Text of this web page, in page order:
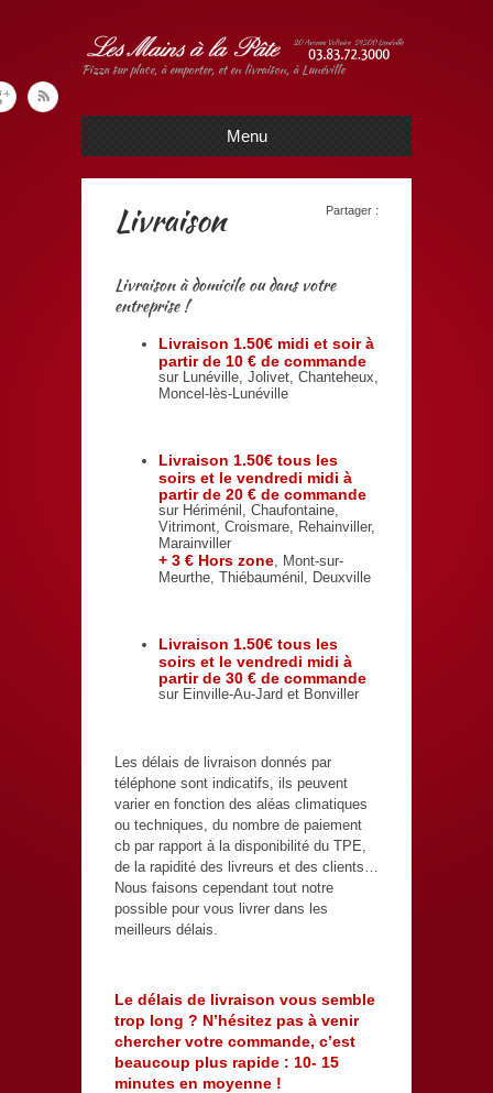
Pizza sur place, à emporter, et en livraison, à Lunéville
Menu
Partager :
Livraison
Livraison à domicile ou dans votre
entreprise !
Livraison 1.50€ midi et soir à
partir de 10 € de commande
sur Lunéville, Jolivet, Chanteheux,
Moncel-lès-Lunéville
Livraison 1.50€ tous les
soirs et le vendredi midi à
partir de 20 € de commande
sur Hériménil, Chaufontaine,
Vitrimont, Croismare, Rehainviller,
Marainviller
+ 3 € Hors zone, Mont-sur-
Meurthe, Thiébauménil, Deuxville
Livraison 1.50€ tous les
soirs et le vendredi midi à
partir de 30 € de commande
sur Einville-Au-Jard et Bonviller
Les délais de livraison donnés par
téléphone sont indicatifs, ils peuvent
varier en fonction des aléas climatiques
ou techniques, du nombre de paiement
cb par rapport à la disponibilité du TPE,
de la rapidité des livreurs et des clients…
Nous faisons cependant tout notre
possible pour vous livrer dans les
meilleurs délais.
Le délais de livraison vous semble
trop long ? N’hésitez pas à venir
chercher votre commande, c’est
beaucoup plus rapide : 10- 15
minutes en moyenne !